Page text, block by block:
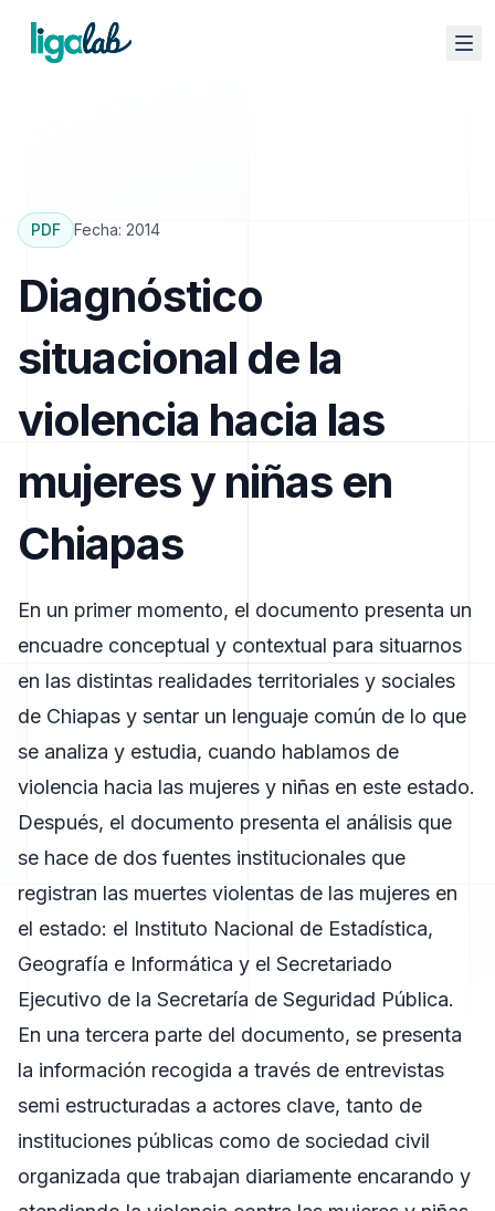
PDF Fecha: 2014
Diagnóstico
situacional de la
violencia hacia las
mujeres y niñas en
Chiapas
En un primer momento, el documento presenta un
encuadre conceptual y contextual para situarnos
en las distintas realidades territoriales y sociales
de Chiapas y sentar un lenguaje común de lo que
se analiza y estudia, cuando hablamos de
violencia hacia las mujeres y niñas en este estado.
Después, el documento presenta el análisis que
se hace de dos fuentes institucionales que
registran las muertes violentas de las mujeres en
el estado: el Instituto Nacional de Estadística,
Geografía e Informática y el Secretariado
Ejecutivo de la Secretaría de Seguridad Pública.
En una tercera parte del documento, se presenta
la información recogida a través de entrevistas
semi estructuradas a actores clave, tanto de
instituciones públicas como de sociedad civil
organizada que trabajan diariamente encarando y